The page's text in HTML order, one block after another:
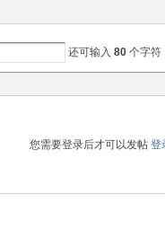
还可输入 80个字符
您需要登录后才可以发帖 登